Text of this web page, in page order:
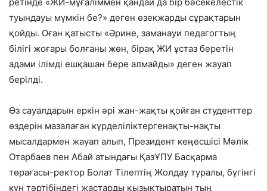
туындауы мүмкін бе?» деген өзекжарды сұрақтарын
қойды. Оған қатысты «Әрине, заманауи педагогтың
білігі жоғары болғаны жөн, бірақ ЖИ ұстаз беретін
адами ілімді ешқашан бере алмайды» деген жауап
берілді.
Өз сауалдарын еркін әрі жан-жақты қойған студенттер
өздерін мазалаған күрделіліктергенақты-нақты
мысалдармен жауап алып, Президент кеңесшісі Мәлік
Отарбаев пен Абай атындағы ҚазҰПУ Басқарма
төрағасы-ректор Болат Тілептің Жолдау туралы, бүгінгі
күн тәртібіндегі жастарды қызықтыратын тың